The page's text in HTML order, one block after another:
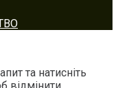
та натисніть